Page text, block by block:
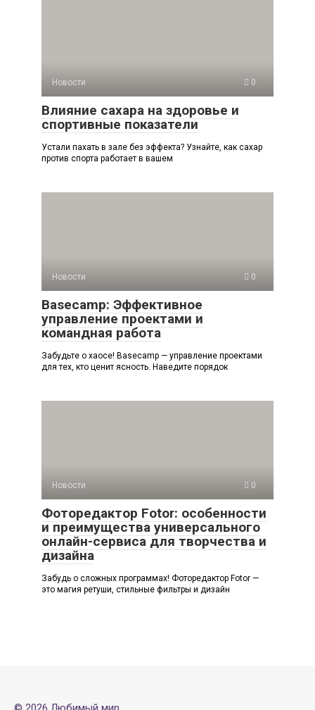
Новости 0
Влияние сахара на здоровье и
спортивные показатели
Устали пахать в зале без эффекта? Узнайте, как сахар
против спорта работает в вашем
Новости 0
Basecamp: Эффективное
управление проектами и
командная работа
Забудьте о хаосе! Basecamp — управление проектами
для тех, кто ценит ясность. Наведите порядок
Новости 0
Фоторедактор Fotor: особенности
и преимущества универсального
онлайн-сервиса для творчества и
дизайна
Забудь о сложных программах! Фоторедактор Fotor —
это магия ретуши, стильные фильтры и дизайн